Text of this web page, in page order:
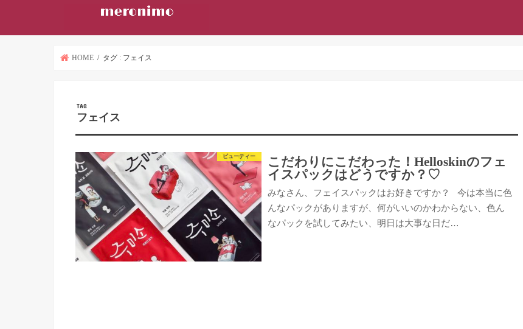
HOME タグ : フェイス
TAG
フェイス
ビューティー
こだわりにこだわった！Helloskinのフェ
イスパックはどうですか？♡
みなさん、フェイスパックはお好きですか？ 今は本当に色
んなパックがありますが、何がいいのかわからない、色ん
なパックを試してみたい、明日は大事な日だ…